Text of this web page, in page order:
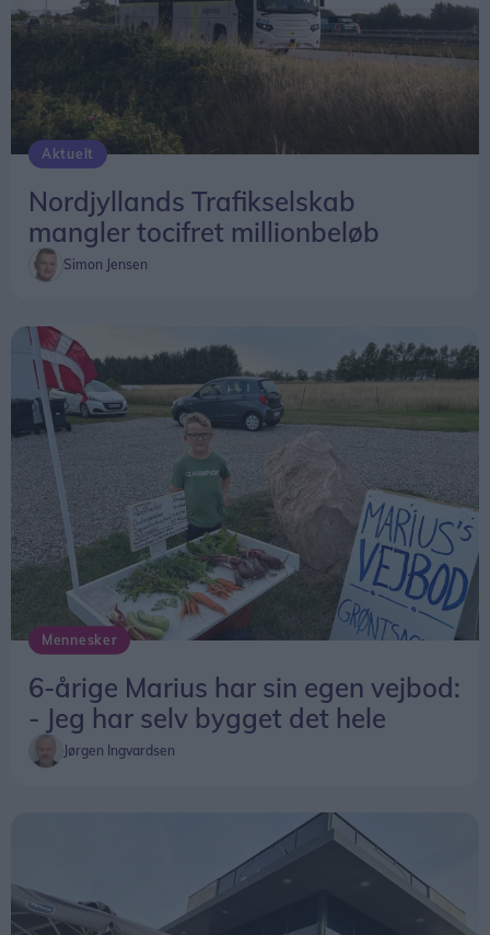
Aktuelt
Nordjyllands Trafikselskab
mangler tocifret millionbeløb
Simon Jensen
Mennesker
6-årige Marius har sin egen vejbod:
- Jeg har selv bygget det hele
Jørgen Ingvardsen